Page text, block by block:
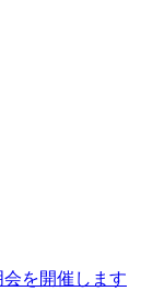
を開催します